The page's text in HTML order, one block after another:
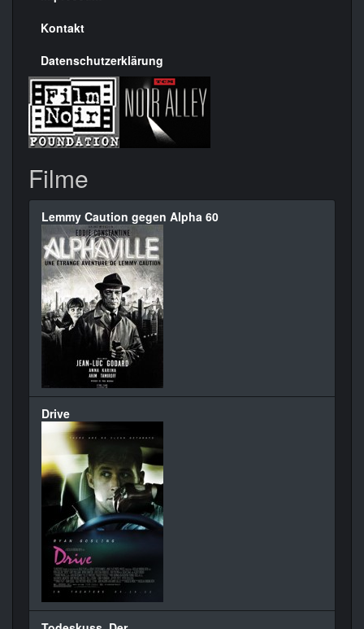
Kontakt
Datenschutzerklärung
Filme
Lemmy Caution gegen Alpha 60
Drive